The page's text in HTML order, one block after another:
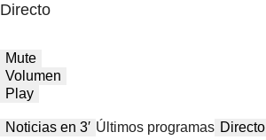
Directo
Mute
Volumen
Play
Noticias en 3′ Últimos programas Directo